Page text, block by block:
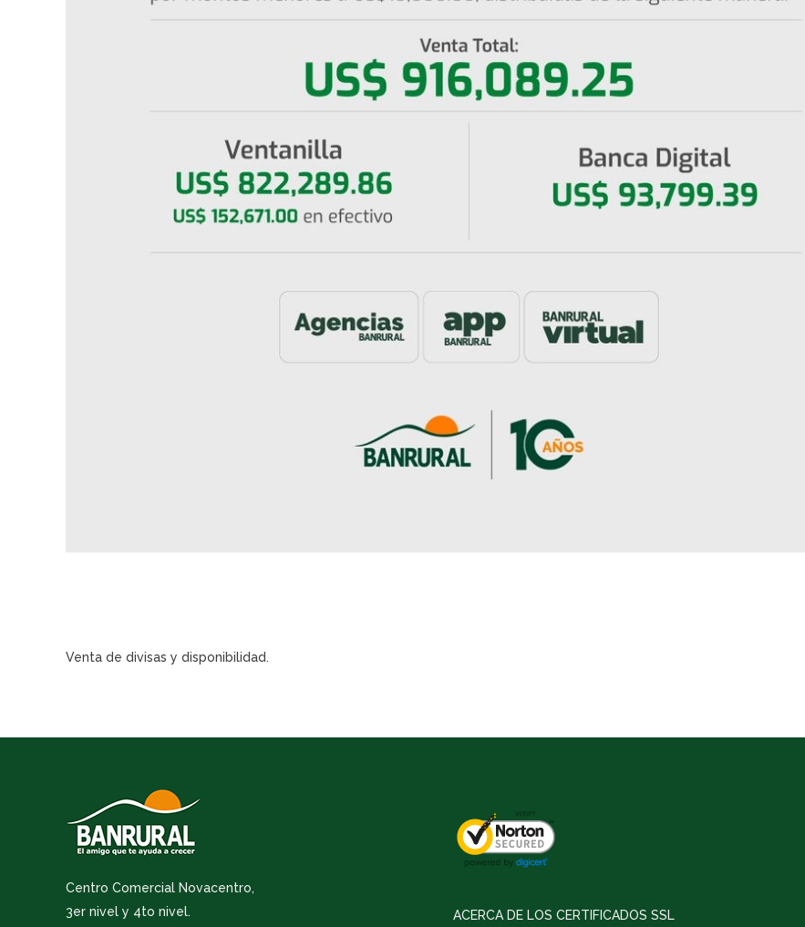
Venta de divisas y disponibilidad.
Centro Comercial Novacentro,
3er nivel y 4to nivel.
ACERCA DE LOS CERTIFICADOS SSL